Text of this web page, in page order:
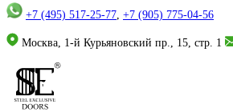
+7 (495) 517-25-77, +7 (905) 775-04-56
Москва, 1-й Курьяновский пр., 15, стр. 1